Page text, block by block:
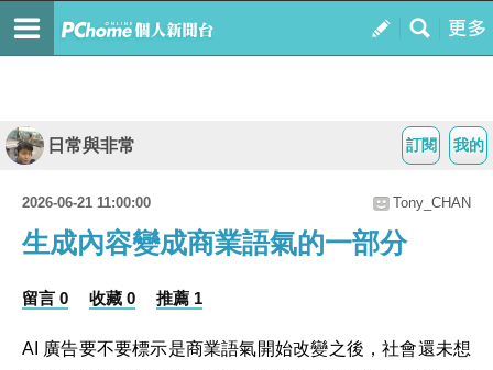
我的
訂閱
日常與非常
2026-06-21 11:00:00 Tony_CHAN
生成內容變成商業語氣的一部分
留言 0 收藏 0 推薦 1
AI 廣告要不要標示是商業語氣開始改變之後，社會還未想